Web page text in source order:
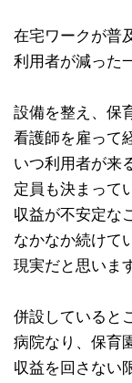
在宅ワークが普
利用者が減った
設備を整え、保
看護師を雇って
いつ利用者が来
定員も決まって
収益が不安定な
なかなか続けて
現実だと思いま
併設していると
病院なり、保育
収益を回さない